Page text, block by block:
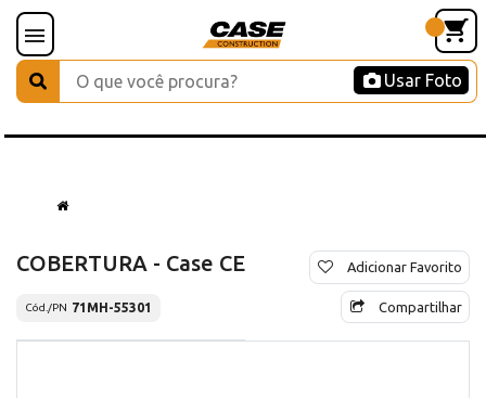
Usar Foto
COBERTURA - Case CE
Cód./PN 71MH-55301
Adicionar Favorito
Compartilhar